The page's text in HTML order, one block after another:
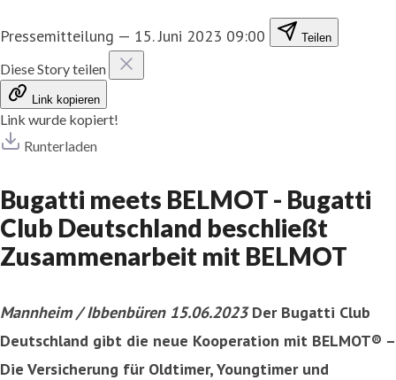
Pressemitteilung — 15. Juni 2023 09:00 Teilen
Diese Story teilen
Link kopieren
Link wurde kopiert!
Runterladen
Bugatti meets BELMOT - Bugatti
Club Deutschland beschließt
Zusammenarbeit mit BELMOT
Mannheim / Ibbenbüren 15.06.2023Der Bugatti Club
Deutschland gibt die neue Kooperation mit BELMOT® –
Die Versicherung für Oldtimer, Youngtimer und